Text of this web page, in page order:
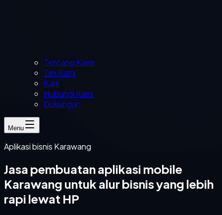
Tentang Kami
Tim Kami
Karir
Hubungi Kami
Dukungan
Menu
Aplikasi bisnis Karawang
Jasa pembuatan aplikasi mobile
Karawang untuk alur bisnis yang lebih
rapi lewat HP